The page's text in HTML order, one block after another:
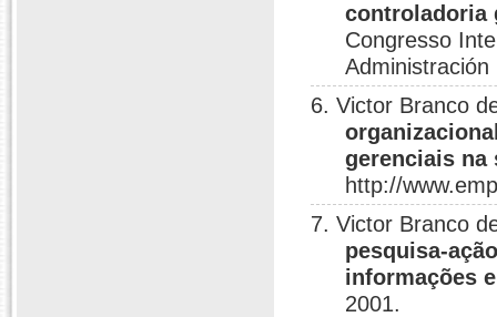
controladoria
Congresso
6. Victor Branco
gerenciais na
http://
7. Victor Branco
pesquisa-
informações
2001.